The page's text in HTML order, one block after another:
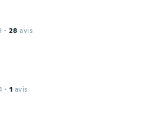
· 28 avis
· 1 avis